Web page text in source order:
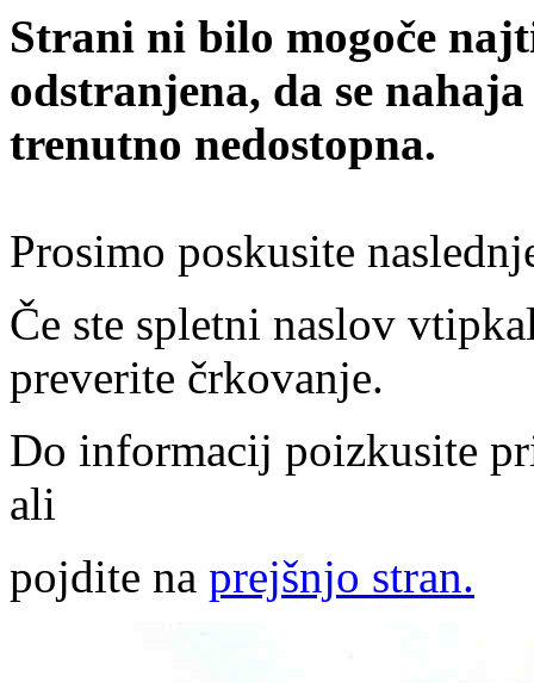
Strani ni bilo mogoče
odstranjena, da se
trenutno nedostopna.
Prosimo poskusite
Če ste spletni naslov
preverite črkovanje.
Do informacij poizkusite
ali
pojdite na prejšnjo stran.